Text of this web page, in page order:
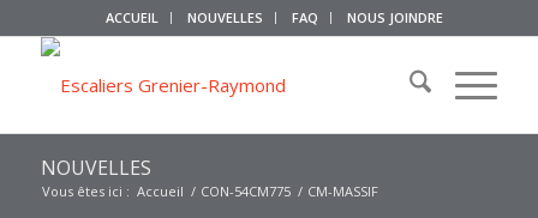
ACCUEIL NOUVELLES FAQ NOUS JOINDRE
NOUVELLES
Vous êtes ici : Accueil / CON-54CM775 / CM-MASSIF